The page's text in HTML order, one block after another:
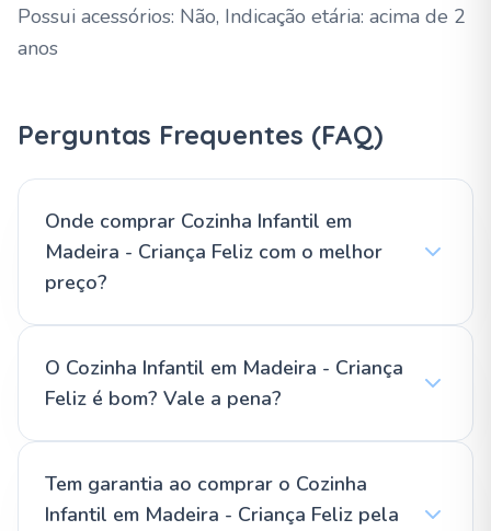
Possui acessórios: Não, Indicação etária: acima de 2
anos
Perguntas Frequentes (FAQ)
Onde comprar Cozinha Infantil em
Madeira - Criança Feliz com o melhor
preço?
O Cozinha Infantil em Madeira - Criança
Feliz é bom? Vale a pena?
Tem garantia ao comprar o Cozinha
Infantil em Madeira - Criança Feliz pela